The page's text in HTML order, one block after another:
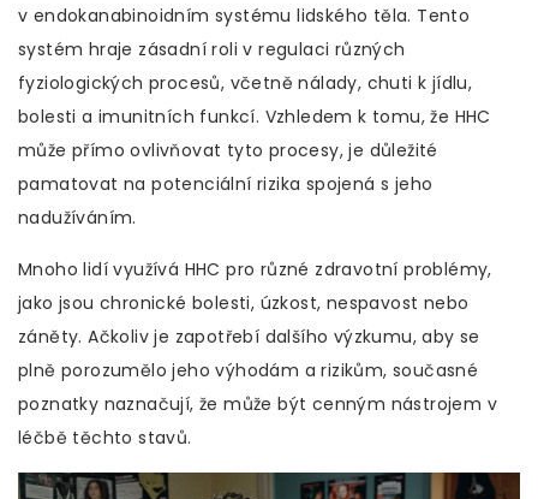
v endokanabinoidním systému lidského těla. Tento
systém hraje zásadní roli v regulaci různých
fyziologických procesů, včetně nálady, chuti k jídlu,
bolesti a imunitních funkcí. Vzhledem k tomu, že HHC
může přímo ovlivňovat tyto procesy, je důležité
pamatovat na potenciální rizika spojená s jeho
nadužíváním.
Mnoho lidí využívá HHC pro různé zdravotní problémy,
jako jsou chronické bolesti, úzkost, nespavost nebo
záněty. Ačkoliv je zapotřebí dalšího výzkumu, aby se
plně porozumělo jeho výhodám a rizikům, současné
poznatky naznačují, že může být cenným nástrojem v
léčbě těchto stavů.